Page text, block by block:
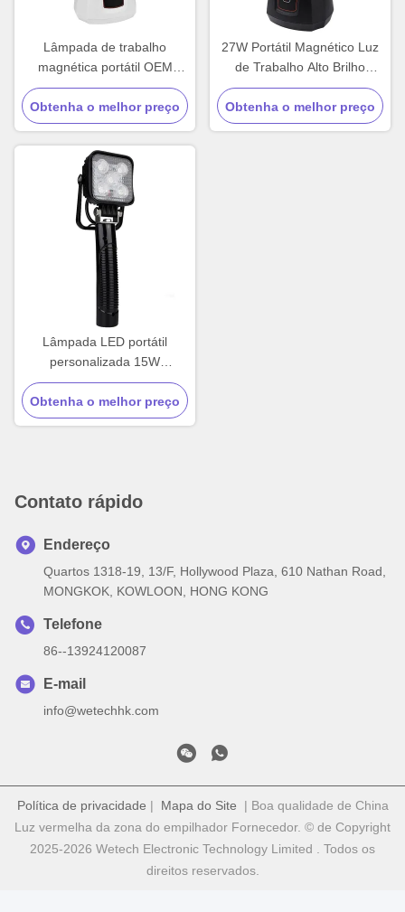
Lâmpada de trabalho
magnética portátil OEM
Lâmpada de emergência de
LED recarregável exterior
15W
Obtenha o melhor preço
27W Portátil Magnético Luz
de Trabalho Alto Brilho
Magnético Recarregável Luz
OEM
Obtenha o melhor preço
Lâmpada LED portátil
personalizada 15W
Lâmpada LED de
acampamento IP65
Obtenha o melhor preço
Contato rápido
Endereço
Quartos 1318-19, 13/F, Hollywood Plaza, 610 Nathan Road,
MONGKOK, KOWLOON, HONG KONG
Telefone
86--13924120087
E-mail
info@wetechhk.com
Política de privacidade | Mapa do Site | Boa qualidade de China
Luz vermelha da zona do empilhador Fornecedor. © de Copyright
2025-2026 Wetech Electronic Technology Limited . Todos os
direitos reservados.